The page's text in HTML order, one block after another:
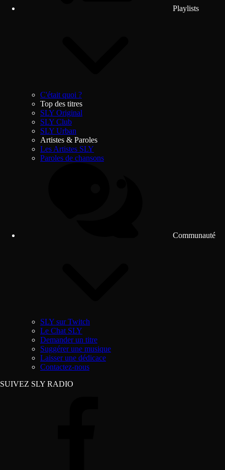
Playlists
C'était quoi ?
Top des titres
SLY Original
SLY Club
SLY Urban
Artistes & Paroles
Les Artistes SLY
Paroles de chansons
Communauté
SLY sur Twitch
Le Chat SLY
Demander un titre
Suggérer une musique
Laisser une dédicace
Contactez-nous
SUIVEZ SLY RADIO